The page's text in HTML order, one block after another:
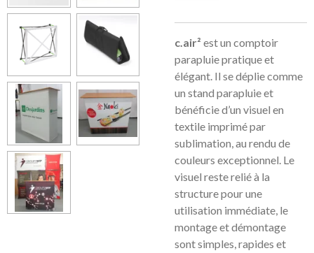
c.air² est un comptoir
parapluie pratique et
élégant. Il se déplie comme
un stand parapluie et
bénéficie d’un visuel en
textile imprimé par
sublimation, au rendu de
couleurs exceptionnel. Le
visuel reste relié à la
structure pour une
utilisation immédiate, le
montage et démontage
sont simples, rapides et